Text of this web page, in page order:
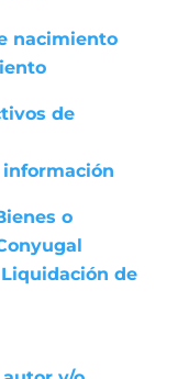
nacimiento
de
o
de